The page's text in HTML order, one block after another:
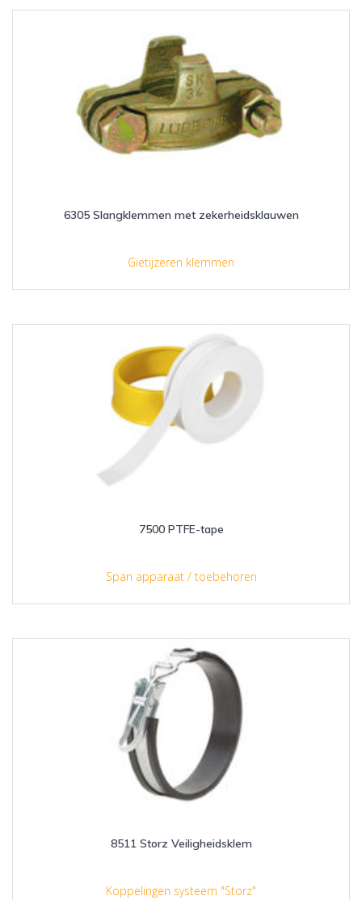
6305 Slangklemmen met zekerheidsklauwen
Gietijzeren klemmen
7500 PTFE-tape
Span apparaat / toebehoren
8511 Storz Veiligheidsklem
Koppelingen systeem "Storz"